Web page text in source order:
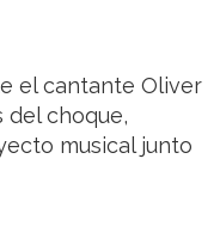
el cantante Oliver
del choque,
musical junto